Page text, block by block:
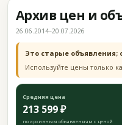
Архив цен и
26.06.2014–20.07.2026
Это старые
Используйте цены только
Средняя цена
213 599 ₽
по архивным объявлениям с ценой